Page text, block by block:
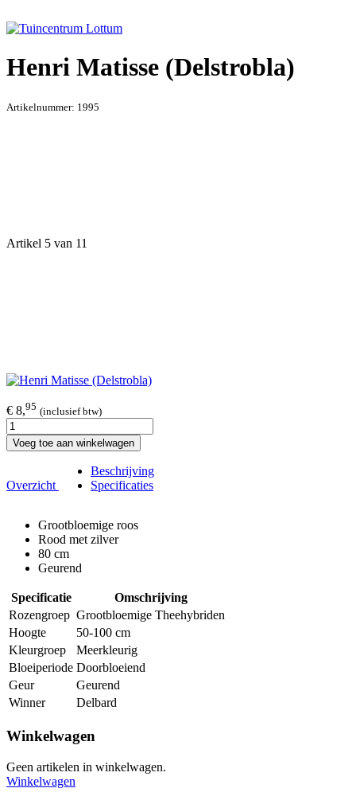
Henri Matisse (Delstrobla)
Artikelnummer: 1995
Artikel 5 van 11
€ 8,95 (inclusief btw)
Voeg toe aan winkelwagen
Overzicht
Beschrijving
Specificaties
Grootbloemige roos
Rood met zilver
80 cm
Geurend
Specificatie
Omschrijving
Rozengroep Grootbloemige Theehybriden
Hoogte
50-100 cm
Kleurgroep
Meerkleurig
Bloeiperiode Doorbloeiend
Geur
Geurend
Winner
Delbard
Winkelwagen
Geen artikelen in winkelwagen.
Winkelwagen